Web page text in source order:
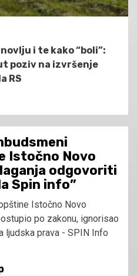
i te kako “boli”:
poziv na izvršenje
RS
Istočno Novo
odgovoriti
Spin info”
Istočno Novo
po zakonu, ignorisao
ljudska prava - SPIN Info